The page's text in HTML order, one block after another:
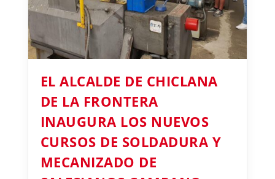
EL ALCALDE DE CHICLANA
DE LA FRONTERA
INAUGURA LOS NUEVOS
CURSOS DE SOLDADURA Y
MECANIZADO DE